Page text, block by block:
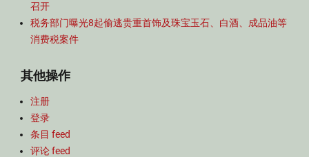
召开
税务部门曝光8起偷逃贵重首饰及珠宝玉石、白酒、成品油等
消费税案件
其他操作
注册
登录
条目 feed
评论 feed